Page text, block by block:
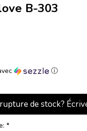
B-303
ⓘ
de stock?
*